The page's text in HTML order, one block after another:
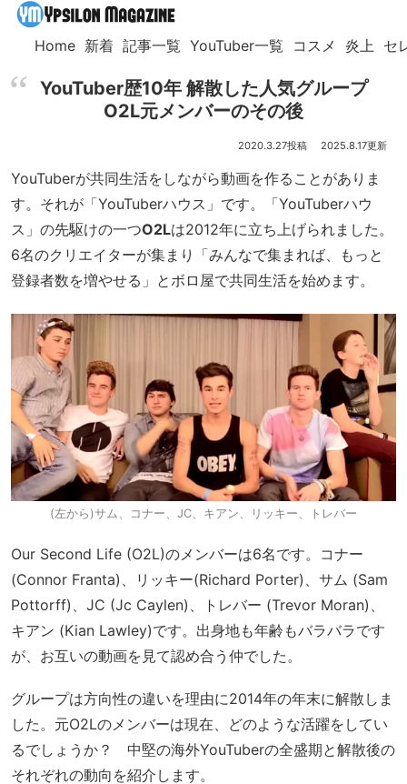
Home 新着 記事一覧 YouTuber一覧 コスメ 炎上 セ
YouTuber歴10年 解散した人気グループ
O2L元メンバーのその後
2020.3.27 2025.8.17
YouTuberが共同生活をしながら動画を作ることがありま
す。それが「YouTuberハウス」です。「YouTuberハウ
ス」の先駆けの一つO2Lは2012年に立ち上げられました。
6名のクリエイターが集まり「みんなで集まれば、もっと
登録者数を増やせる」とボロ屋で共同生活を始めます。
(左から)サム、コナー、JC、キアン、リッキー、トレバー
Our Second Life (O2L)のメンバーは6名です。コナー
(Connor Franta)、リッキー(Richard Porter)、サム (Sam
Pottorff)、JC (Jc Caylen)、トレバー (Trevor Moran)、
キアン (Kian Lawley)です。出身地も年齢もバラバラです
が、お互いの動画を見て認め合う仲でした。
グループは方向性の違いを理由に2014年の年末に解散しま
した。元O2Lのメンバーは現在、どのような活躍をしてい
るでしょうか？ 中堅の海外YouTuberの全盛期と解散後の
それぞれの動向を紹介します。